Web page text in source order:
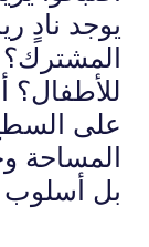
يوجد نادٍ
للأطفال؟
المساحة
بل أسلوب